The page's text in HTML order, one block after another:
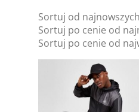
Sortuj od najnowszych
Sortuj po cenie od
Sortuj po cenie od